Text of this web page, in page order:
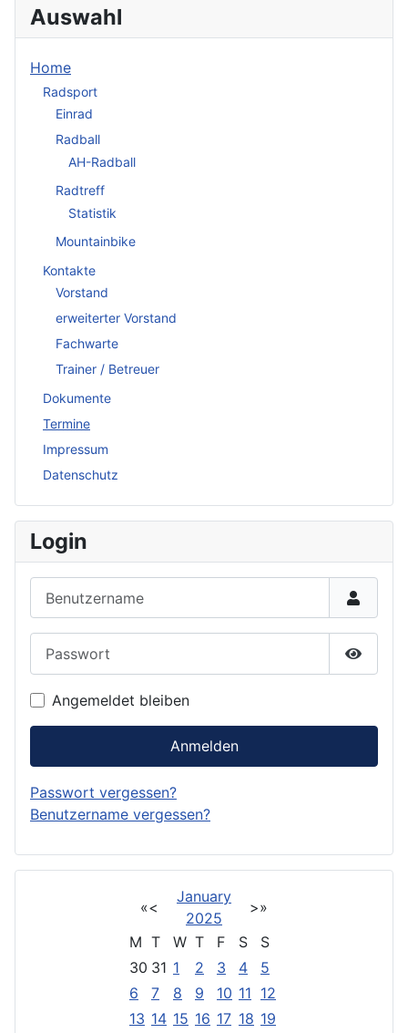
Auswahl
Home
Radsport
Einrad
Radball
AH-Radball
Radtreff
Statistik
Mountainbike
Kontakte
Vorstand
erweiterter Vorstand
Fachwarte
Trainer / Betreuer
Dokumente
Termine
Impressum
Datenschutz
Login
Angemeldet bleiben
Anmelden
Passwort vergessen?
Benutzername vergessen?
«<
January
2025
>»
M T W T F S
S
30 31 1 2 3 4
5
6
7 8 9 10 11 12
13 14 15 16 17 18 19